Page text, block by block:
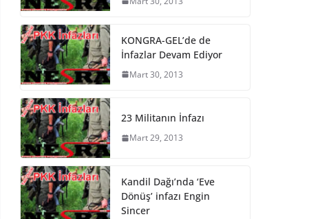
KONGRA-GEL’de de
İnfazlar Devam Ediyor
Mart 30, 2013
23 Militanın İnfazı
Mart 29, 2013
Kandil Dağı’nda ‘Eve
Dönüş’ infazı Engin
Sincer